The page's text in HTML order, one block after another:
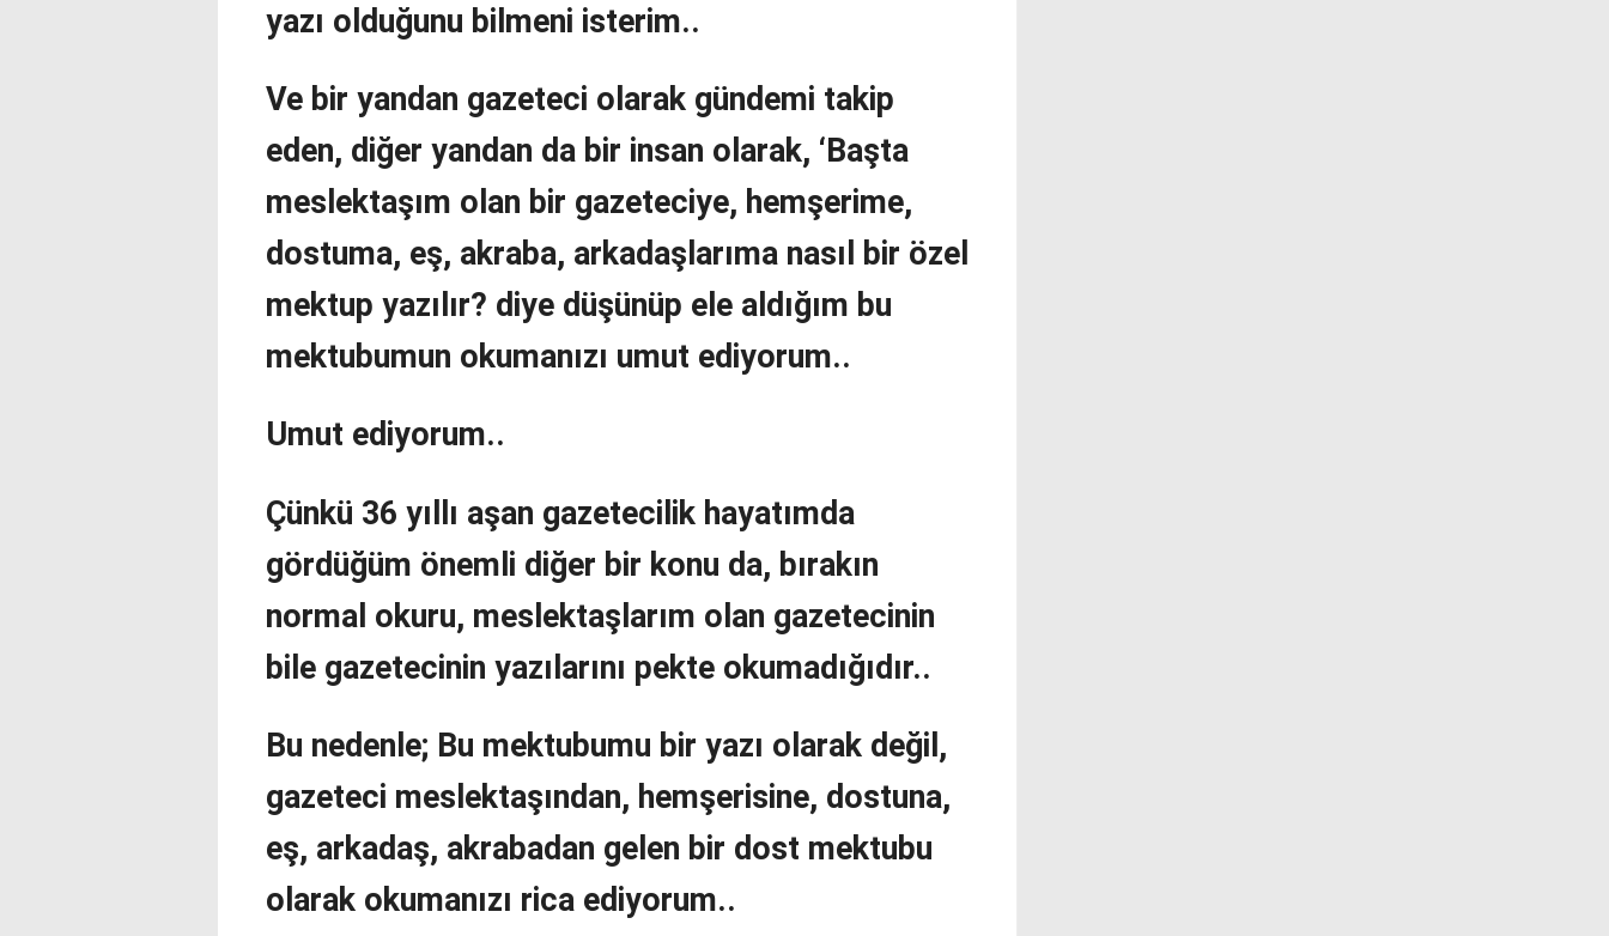
yazı olduğunu bilmeni isterim..
Ve bir yandan gazeteci olarak gündemi takip
eden, diğer yandan da bir insan olarak, ‘Başta
meslektaşım olan bir gazeteciye, hemşerime,
dostuma, eş, akraba, arkadaşlarıma nasıl bir özel
mektup yazılır? diye düşünüp ele aldığım bu
mektubumun okumanızı umut ediyorum..
Umut ediyorum..
Çünkü 36 yıllı aşan gazetecilik hayatımda
gördüğüm önemli diğer bir konu da, bırakın
normal okuru, meslektaşlarım olan gazetecinin
bile gazetecinin yazılarını pekte okumadığıdır..
Bu nedenle; Bu mektubumu bir yazı olarak değil,
gazeteci meslektaşından, hemşerisine, dostuna,
eş, arkadaş, akrabadan gelen bir dost mektubu
olarak okumanızı rica ediyorum..